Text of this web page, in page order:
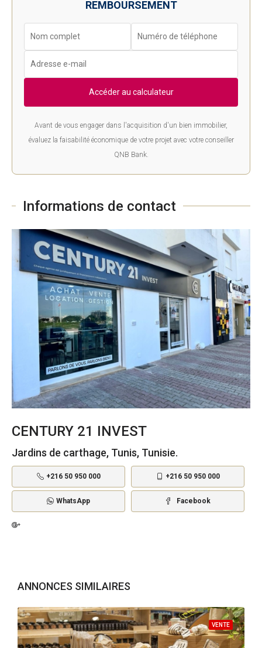
REMBOURSEMENT
Accéder au calculateur
Avant de vous engager dans l'acquisition d'un bien immobilier,
évaluez la faisabilité économique de votre projet avec votre conseiller
QNB Bank.
Informations de contact
CENTURY 21 INVEST
Jardins de carthage, Tunis, Tunisie.
+216 50 950 000 +216 50 950 000
WhatsApp Facebook
ANNONCES SIMILAIRES
VENTE